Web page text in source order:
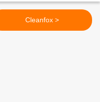
Cleanfox >